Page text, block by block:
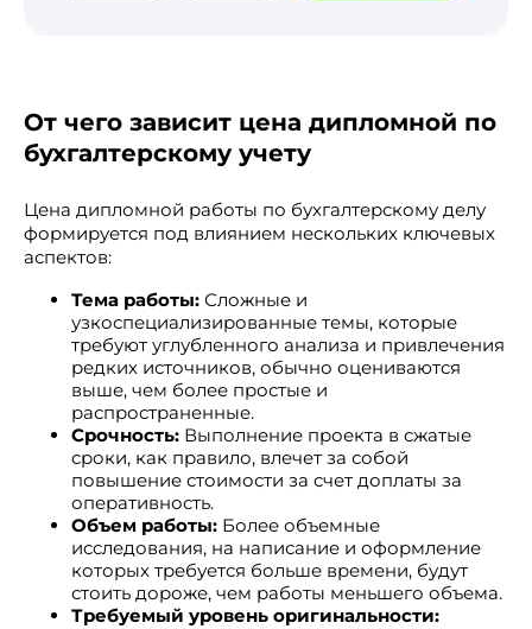
От чего зависит цена дипломной по
бухгалтерскому учету
Цена дипломной работы по бухгалтерскому делу
формируется под влиянием нескольких ключевых
аспектов:
Тема работы: Сложные и
узкоспециализированные темы, которые
требуют углубленного анализа и привлечения
редких источников, обычно оцениваются
выше, чем более простые и
распространенные.
Срочность: Выполнение проекта в сжатые
сроки, как правило, влечет за собой
повышение стоимости за счет доплаты за
оперативность.
Объем работы: Более объемные
исследования, на написание и оформление
которых требуется больше времени, будут
стоить дороже, чем работы меньшего объема.
Требуемый уровень оригинальности: